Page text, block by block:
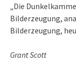
„Die
Bilderzeugung,
Bilderzeugung,
Grant Scott